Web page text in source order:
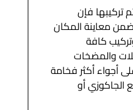
تركيبها فإن
معاينة المكان
كافة
والمضخات
أجواء أكثر فخامة
أو